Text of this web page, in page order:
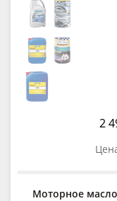
2
Моторное масло